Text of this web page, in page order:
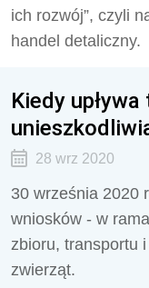
ich rozwój”, czyli
handel detaliczny.
Kiedy
28 wrz 2020
30 września 2020
wniosków - w
zbioru, transportu
zwierząt.